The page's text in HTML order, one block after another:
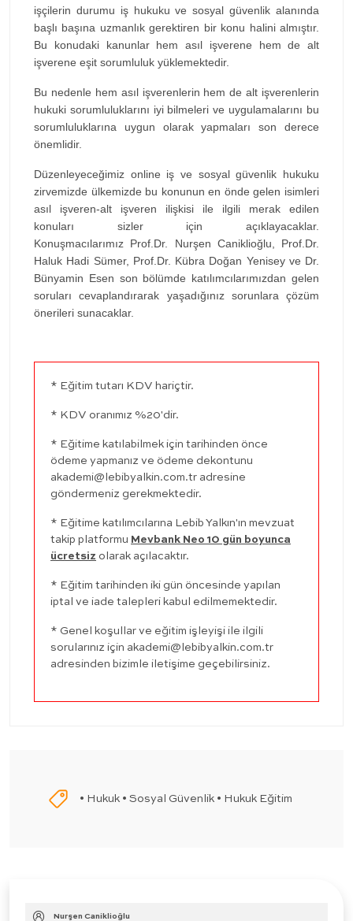
işçilerin durumu iş hukuku ve sosyal güvenlik alanında
başlı başına uzmanlık gerektiren bir konu halini almıştır.
Bu konudaki kanunlar hem asıl işverene hem de alt
işverene eşit sorumluluk yüklemektedir.
Bu nedenle hem asıl işverenlerin hem de alt işverenlerin
hukuki sorumluluklarını iyi bilmeleri ve uygulamalarını bu
sorumluluklarına uygun olarak yapmaları son derece
önemlidir.
Düzenleyeceğimiz online iş ve sosyal güvenlik hukuku
zirvemizde ülkemizde bu konunun en önde gelen isimleri
asıl işveren-alt işveren ilişkisi ile ilgili merak edilen
konuları sizler için açıklayacaklar.
Konuşmacılarımız Prof.Dr. Nurşen Caniklioğlu, Prof.Dr.
Haluk Hadi Sümer, Prof.Dr. Kübra Doğan Yenisey ve Dr.
Bünyamin Esen son bölümde katılımcılarımızdan gelen
soruları cevaplandırarak yaşadığınız sorunlara çözüm
önerileri sunacaklar.
* Eğitim tutarı KDV hariçtir.
* KDV oranımız %20'dir.
* Eğitime katılabilmek için tarihinden önce
ödeme yapmanız ve ödeme dekontunu
akademi@lebibyalkin.com.tr adresine
göndermeniz gerekmektedir.
* Eğitime katılımcılarına Lebib Yalkın'ın mevzuat
takip platformu Mevbank Neo 10 gün boyunca
ücretsiz olarak açılacaktır.
* Eğitim tarihinden iki gün öncesinde yapılan
iptal ve iade talepleri kabul edilmemektedir.
* Genel koşullar ve eğitim işleyişi ile ilgili
sorularınız için akademi@lebibyalkin.com.tr
adresinden bizimle iletişime geçebilirsiniz.
• Hukuk • Sosyal Güvenlik • Hukuk Eğitim
Nurşen Caniklioğlu